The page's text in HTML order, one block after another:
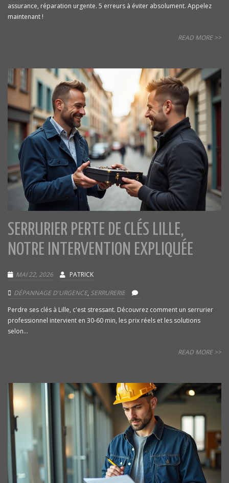
assurance, réparation urgente. 5 erreurs à éviter absolument. Appelez
maintenant !
READ MORE >>
SERRURIER PERTE DE CLÉS LILLE,
NOTRE INTERVENTION EXPLIQUÉE
MAI 22, 2026 PATRICK
DÉPANNAGE D'URGENCE, SERRURERIE
Perdre ses clés à Lille, c'est stressant. Découvrez comment un serrurier
professionnel intervient en 30-60 min, les prix réels et les solutions
selon...
READ MORE >>